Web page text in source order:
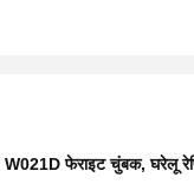
W021D फेराइट चुंबक,घरेलू